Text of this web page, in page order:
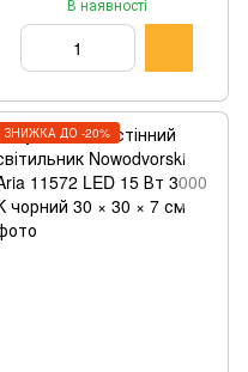
В наявності
ЗНИЖКА ДО -20%